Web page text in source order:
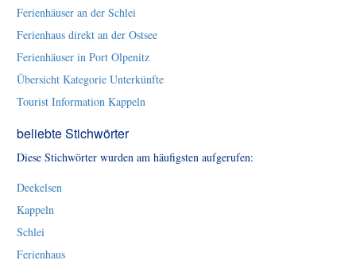
Ferienhäuser an der Schlei
Ferienhaus direkt an der Ostsee
Ferienhäuser in Port Olpenitz
Übersicht Kategorie Unterkünfte
Tourist Information Kappeln
beliebte Stichwörter
Diese Stichwörter wurden am häufigsten aufgerufen:
Deekelsen
Kappeln
Schlei
Ferienhaus